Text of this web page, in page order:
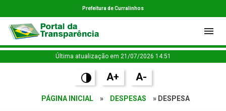
Prefeitura de Curralinhos
Última atualização em 21/07/2026 14:51
A+ A-
PÁGINA INICIAL » DESPESAS » DESPESA